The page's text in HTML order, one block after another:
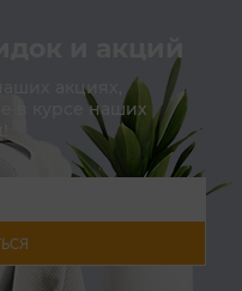
и акций
акциях,
в курсе наших